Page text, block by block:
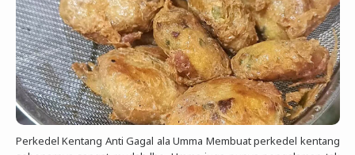
Perkedel Kentang Anti Gagal ala Umma Membuat perkedel kentang